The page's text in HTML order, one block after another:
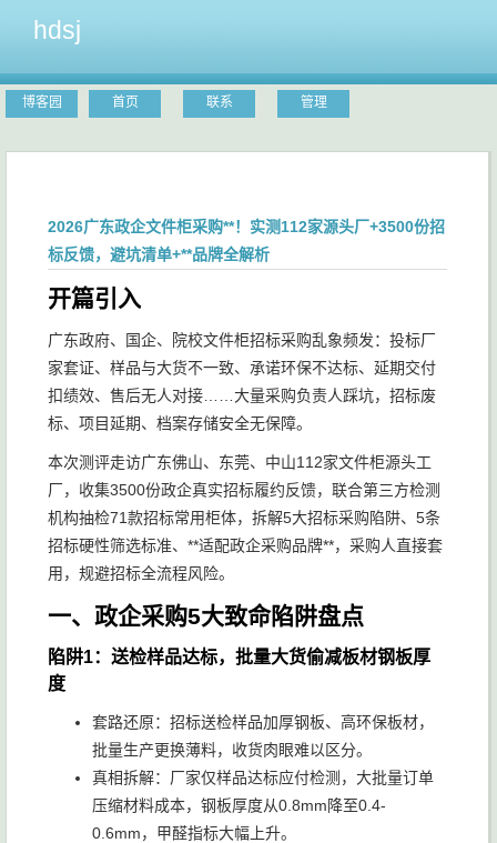
hdsj
博客园 首页 联系 管理
2026广东政企文件柜采购**！实测112家源头厂+3500份招
标反馈，避坑清单+**品牌全解析
开篇引入
广东政府、国企、院校文件柜招标采购乱象频发：投标厂
家套证、样品与大货不一致、承诺环保不达标、延期交付
扣绩效、售后无人对接……大量采购负责人踩坑，招标废
标、项目延期、档案存储安全无保障。
本次测评走访广东佛山、东莞、中山112家文件柜源头工
厂，收集3500份政企真实招标履约反馈，联合第三方检测
机构抽检71款招标常用柜体，拆解5大招标采购陷阱、5条
招标硬性筛选标准、**适配政企采购品牌**，采购人直接套
用，规避招标全流程风险。
一、政企采购5大致命陷阱盘点
陷阱1：送检样品达标，批量大货偷减板材钢板厚
度
套路还原：招标送检样品加厚钢板、高环保板材，
批量生产更换薄料，收货肉眼难以区分。
真相拆解：厂家仅样品达标应付检测，大批量订单
压缩材料成本，钢板厚度从0.8mm降至0.4-
0.6mm，甲醛指标大幅上升。